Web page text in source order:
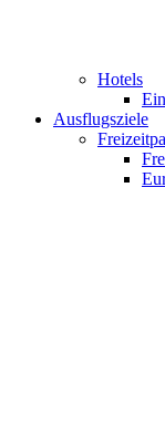
Hotels
Ausflugsziele